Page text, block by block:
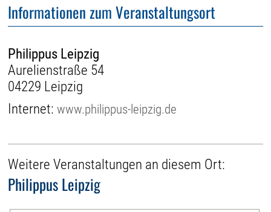
Informationen zum Veranstaltungsort
Philippus Leipzig
Aurelienstraße 54
04229 Leipzig
Internet:www.philippus-leipzig.de
Weitere Veranstaltungen an diesem Ort:
Philippus Leipzig